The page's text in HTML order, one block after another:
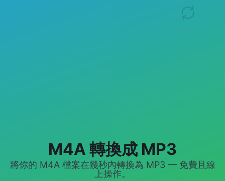
M4A 轉換成 MP3
將你的 M4A 檔案在幾秒內轉換為 MP3 — 免費且線
上操作。